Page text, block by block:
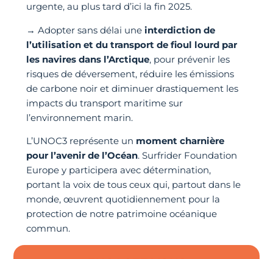
urgente, au plus tard d’ici la fin 2025.
→ Adopter sans délai une interdiction de
l’utilisation et du transport de fioul lourd par
les navires dans l’Arctique, pour prévenir les
risques de déversement, réduire les émissions
de carbone noir et diminuer drastiquement les
impacts du transport maritime sur
l’environnement marin.
L’UNOC3 représente un moment charnière
pour l’avenir de l’Océan. Surfrider Foundation
Europe y participera avec détermination,
portant la voix de tous ceux qui, partout dans le
monde, œuvrent quotidiennement pour la
protection de notre patrimoine océanique
commun.